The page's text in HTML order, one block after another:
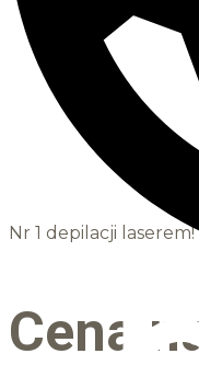
Nr 1 depilacji laserem!
Cena